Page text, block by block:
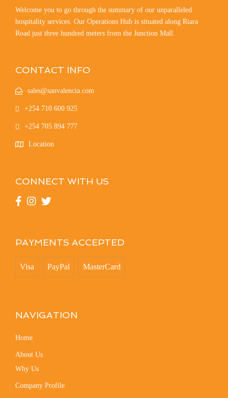
Welcome you to go through the summary of our unparalleled
hospitality services. Our Operations Hub is situated along Riara
Road just three hundred meters from the Junction Mall.
CONTACT INFO
sales@sanvalencia.com
+254 710 600 925
+254 705 894 777
Location
CONNECT WITH US
PAYMENTS ACCEPTED
Visa PayPal MasterCard
NAVIGATION
Home
About Us
Why Us
Company Profile